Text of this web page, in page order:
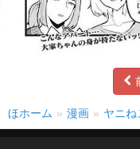
ほホーム 漫画 ヤニね